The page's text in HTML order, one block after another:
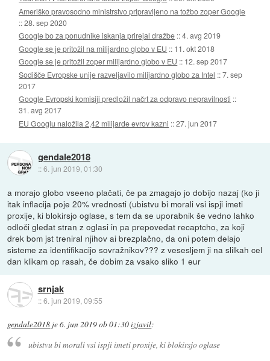
Ameriško pravosodno ministrstvo pripravljeno na tožbo zoper Google
::28. sep 2020
Google bo za ponudnike iskanja prirejal dražbe ::4. avg 2019
Google se je pritožil na milijardno globo v EU :: 11. okt 2018
Google se je pritožil zoper milijardno globo v EU :: 12. sep 2017
Sodišče Evropske unije razveljavilo milijardno globo za Intel ::7. sep
2017
Google Evropski komisiji predložil načrt za odpravo nepravilnosti ::
31. avg 2017
EU Googlu naložila 2,42 milijarde evrov kazni ::27. jun 2017
gendale2018
::6. jun 2019, 01:30
a morajo globo vseeno plačati, če pa zmagajo jo dobijo nazaj (ko ji
itak inflacija poje 20% vrednosti (ubistvu bi morali vsi ispji imeti
proxije, ki blokirsjo oglase, s tem da se uporabnik še vedno lahko
odloči gledat stran z oglasi in pa prepovedat recaptcho, za koji
drek bom jst treniral njihov ai brezplačno, da oni potem delajo
sisteme za identifikacijo sovražnikov??? z vesesljem ji na slilkah cel
dan klikam op rasah, če dobim za vsako sliko 1 eur
srnjak
::6. jun 2019, 09:55
gendale2018 je6. jun 2019 ob 01:30izjavil:
ubistvu bi morali vsi ispji imeti proxije, ki blokirsjo oglase